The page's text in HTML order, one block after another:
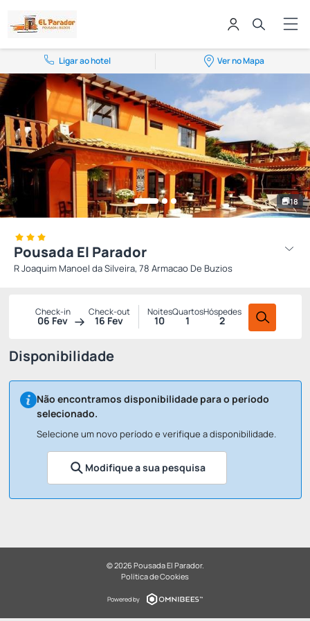
Ligar ao hotel Ver no Mapa
18
Pousada El Parador
R Joaquim Manoel da Silveira, 78 Armacao De Buzios
Check-in
06 Fev
Check-out
16 Fev
Noites
10
Quartos
1
Hóspedes
2
Disponibilidade
Não encontramos disponibilidade para o período
selecionado.
Selecione um novo período e verifique a disponibilidade.
Modifique a sua pesquisa
© 2026 Pousada El Parador.
Política de Cookies
Powered by